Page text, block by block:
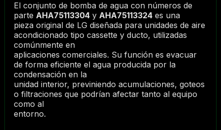
El conjunto de bomba de agua con números de
parte AHA75113304y AHA75113324es una
pieza original de LG diseñada para unidades de aire
acondicionado tipo cassette y ducto, utilizadas
comúnmente en
aplicaciones comerciales. Su función es evacuar
de forma eficiente el agua producida por la
condensación en la
unidad interior, previniendo acumulaciones, goteos
o filtraciones que podrían afectar tanto al equipo
como al
entorno.